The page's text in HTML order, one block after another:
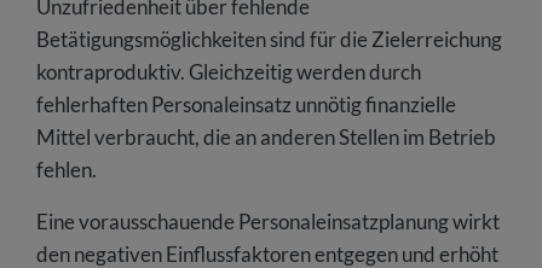
Unzufriedenheit über fehlende
Betätigungsmöglichkeiten sind für die Zielerreichung
kontraproduktiv. Gleichzeitig werden durch
fehlerhaften Personaleinsatz unnötig finanzielle
Mittel verbraucht, die an anderen Stellen im Betrieb
fehlen.
Eine vorausschauende Personaleinsatzplanung wirkt
den negativen Einflussfaktoren entgegen und erhöht